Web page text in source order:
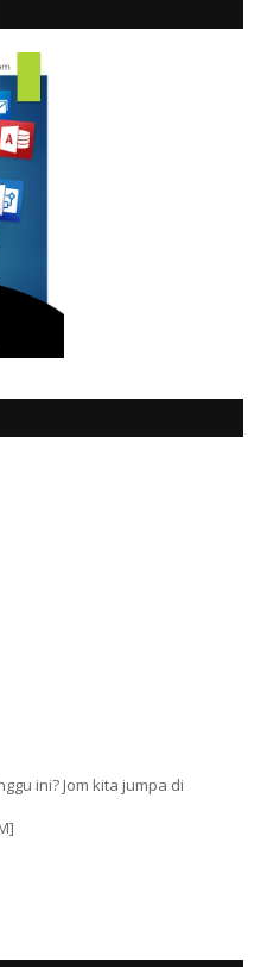
ini? Jom kita jumpa di